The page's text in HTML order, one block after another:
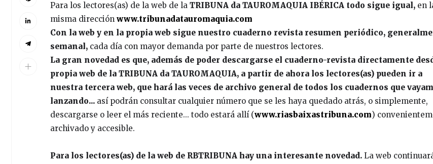
Para los lectores(as) de la web de la TRIBUNA da TAUROMAQUIA IBÉRICA todo sigue igual, en
misma dirección www.tribunadatauromaquia.com
Con la web y en la propia web sigue nuestro cuaderno revista resumen periódico,
semanal, cada día con mayor demanda por parte de nuestros lectores.
La gran novedad es que, además de poder descargarse el cuaderno-revista directamente
propia web de la TRIBUNA da TAUROMAQUIA, a partir de ahora los lectores(as) pueden ir a
nuestra tercera web, que hará las veces de archivo general de todos los cuadernos que
lanzando... así podrán consultar cualquier número que se les haya quedado atrás, o simplemente,
descargarse o leer el más reciente... todo estará allí (www.riasbaixastribuna.com)
archivado y accesible.
Para los lectores(as) de la web de RBTRIBUNA hay una interesante novedad. La web